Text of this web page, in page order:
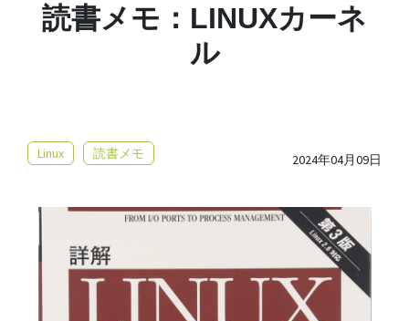
読書メモ：LINUXカーネ
ル
Linux 読書メモ 2024年04月09日